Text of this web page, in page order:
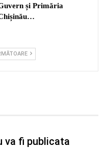
și Primăria
va fi publicata